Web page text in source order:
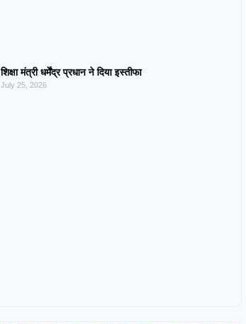
शिक्षा मंत्री धर्मेंद्र प्रधान ने दिया इस्तीफा
July 25, 2026